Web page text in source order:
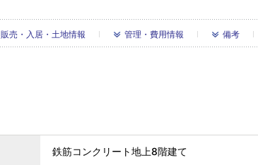
販売・入居・土地情報 管理・費用情報 備考
鉄筋コンクリート地上8階建て